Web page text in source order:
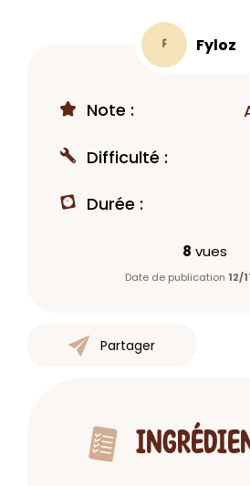
F Fyloz
Note :
Difficulté :
Durée :
8 vues
Date de publication 12/
Partager